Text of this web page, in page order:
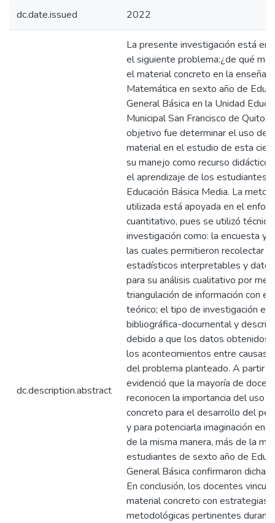
dc.date.issued 2022
dc.description.abstract
La presente investigación está
el siguiente problema:¿de qué
el material concreto en la
Matemática en sexto año de
General Básica en la Unidad
Municipal San Francisco de Quito?
objetivo fue determinar el uso de
material en el estudio de esta
su manejo como recurso didáctico
el aprendizaje de los estudiantes
Educación Básica Media. La
utilizada está apoyada en el
cuantitativo, pues se utilizó
investigación como: la encuesta y
las cuales permitieron recolectar
estadísticos interpretables y
para su análisis cualitativo por
triangulación de información con el
teórico; el tipo de investigación es
bibliográfica-documental y
debido a que los datos obtenidos
los acontecimientos entre causas
del problema planteado. A partir
evidenció que la mayoría de
reconocen la importancia del uso
concreto para el desarrollo del
y para potenciarla imaginación en
de la misma manera, más de la
estudiantes de sexto año de
General Básica confirmaron dicha
En conclusión, los docentes
material concreto con estrategias
metodológicas pertinentes